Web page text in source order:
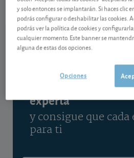
Contenido
Gestiona tu dinero
experta
y consigue que cada
para ti
y solo entonces se implantarán. Si haces clic
podrás configurar o deshabilitar las cookies.
podrás ver la política de cookies y
cualquier momento. Este banner se
alguna de estas dos opciones.
Opciones